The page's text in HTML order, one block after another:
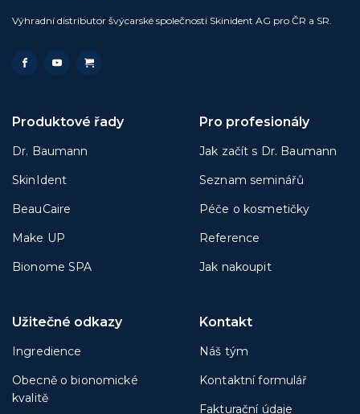
Výhradní distributor švýcarské společnosti Skinident AG pro ČR a SR.
Produktové řady
Dr. Baumann
SkinIdent
BeauCaire
Make UP
Bionome SPA
Pro profesionály
Jak začít s Dr. Baumann
Seznam seminářů
Péče o kosmetičky
Reference
Jak nakoupit
Užitečné odkazy
Ingredience
Obecně o bionomické
kvalitě
Kontakt
Náš tým
Kontaktní formulář
Fakturační údaje